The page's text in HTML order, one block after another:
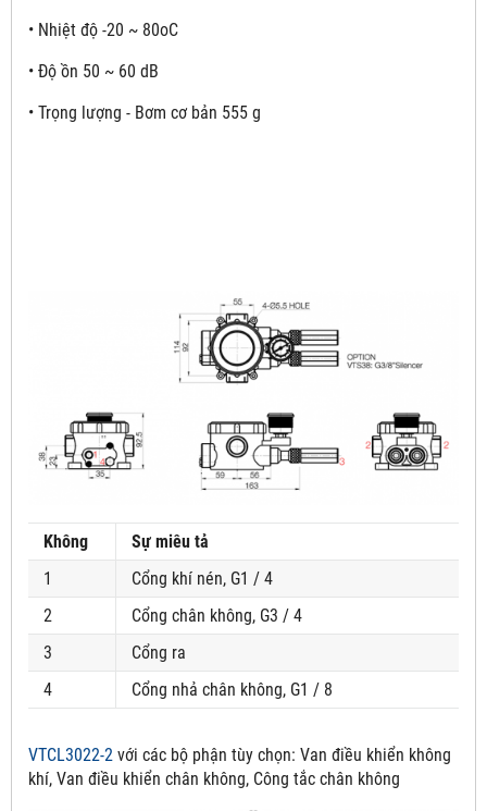
• Nhiệt độ -20 ~ 80oC
• Độ ồn 50 ~ 60 dB
• Trọng lượng - Bơm cơ bản 555 g
Không
Sự miêu tả
1
Cổng khí nén, G1 / 4
2
Cổng chân không, G3 / 4
3
Cổng ra
4
Cổng nhả chân không, G1 / 8
VTCL3022-2 với các bộ phận tùy chọn: Van điều khiển không
khí, Van điều khiển chân không, Công tắc chân không